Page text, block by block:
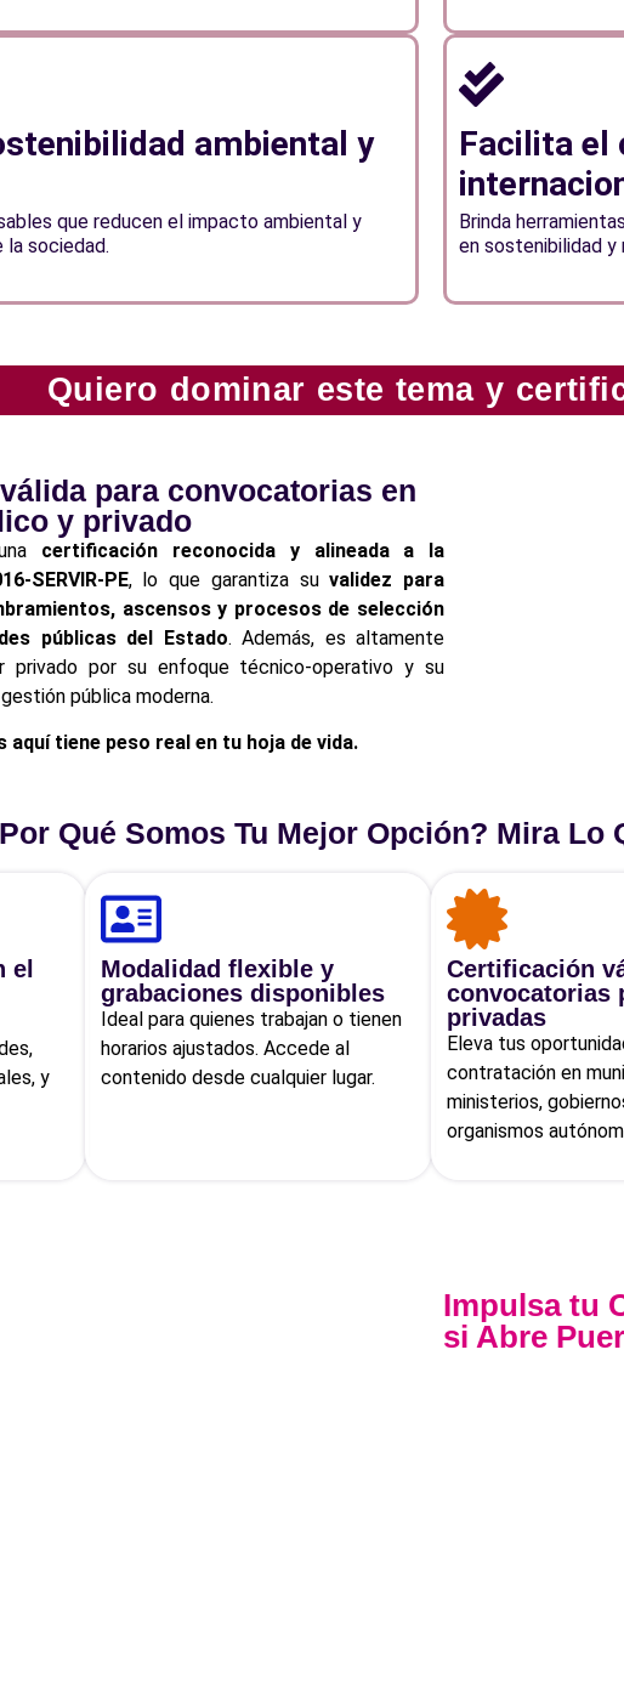
ambiental y
que reducen el impacto ambiental y
la sociedad.
Facilita el
Brinda
en sostenibilidad y
Quiero dominar este tema y
para convocatorias en
y privado
certificación reconocida y alineada a la
SERVIR-PE, lo que garantiza suvalidez para
ascensos y procesos de selección
públicas del Estado. Además, es altamente
privado por su enfoque técnico-operativo y su
pública moderna.
aquí tiene peso real en tu hoja de vida.
Qué Somos Tu Mejor Opción? Mira Lo
el
y
Modalidad flexible y
grabaciones disponibles
Ideal para quienes trabajan o tienen
horarios ajustados. Accede al
contenido desde cualquier lugar.
Certificación
convocatorias
privadas
Eleva tus
contratación en
ministerios,
organismos
Impulsa tu
si Abre